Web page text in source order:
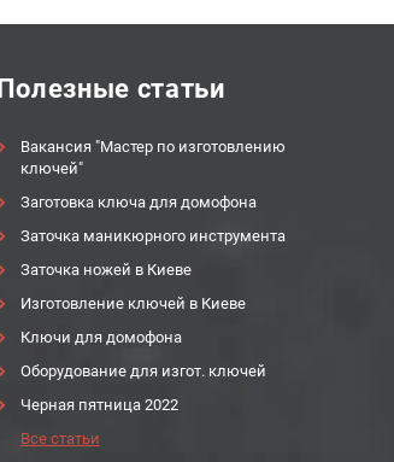
Полезные статьи
Вакансия "Мастер по изготовлению
ключей"
Заготовка ключа для домофона
Заточка маникюрного инструмента
Заточка ножей в Киеве
Изготовление ключей в Киеве
Ключи для домофона
Оборудование для изгот. ключей
Черная пятница 2022
Все статьи